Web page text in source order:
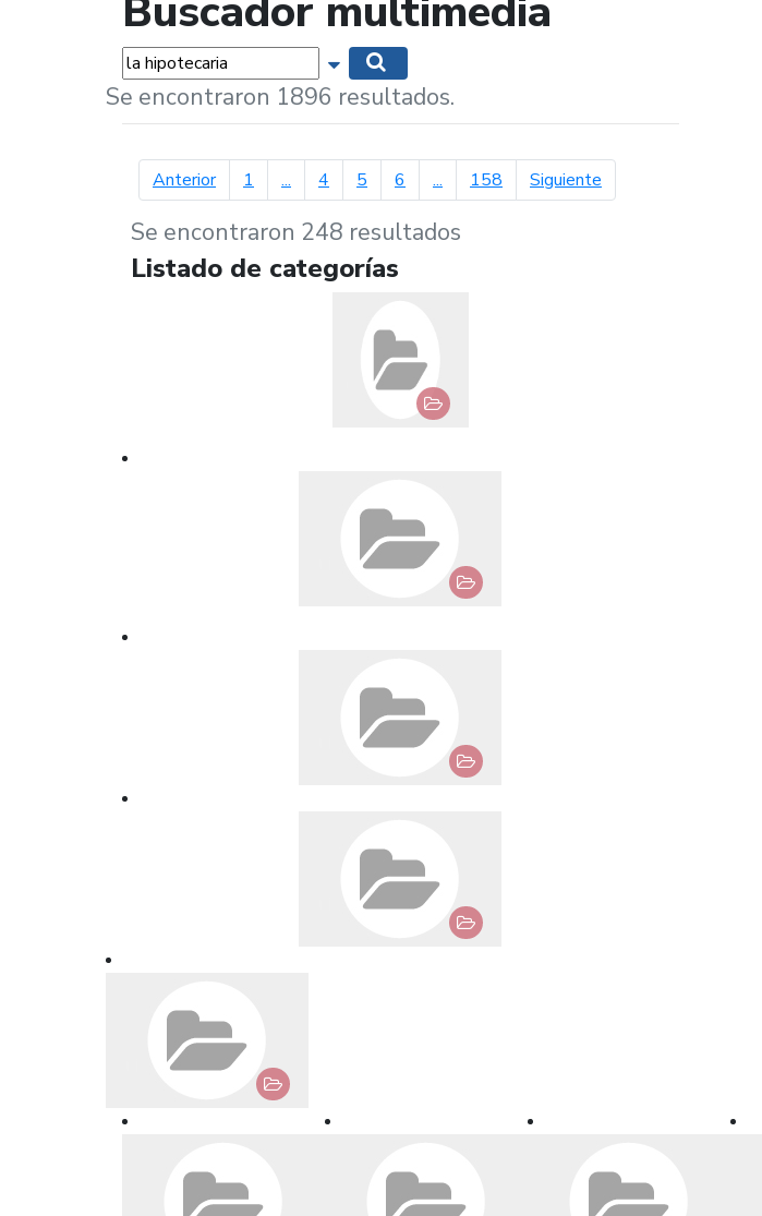
Buscador multimedia
Palabras... Mostrar opciones de búsqueda
Se encontraron 1896 resultados.
Anteriorpágina anterior
1 ... 4 5 6 ... 158 Siguiente
Se encontraron 248 resultados
Listado de categorías